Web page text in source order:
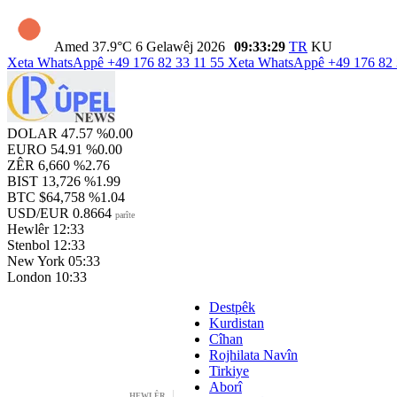
Amed 37.9°C 6 Gelawêj 2026 09:33:30 TR KU
Xeta WhatsAppê +49 176 82 33 11 55 Xeta WhatsAppê +49 176 82
DOLAR 47.57 %0.00
EURO 54.91 %0.00
ZÊR 6,660 %2.76
BIST 13,726 %1.99
BTC $64,758 %1.04
USD/EUR 0.8664 parîte
Hewlêr 12:33
Stenbol 12:33
New York 05:33
London 10:33
Destpêk
Kurdistan
Cîhan
Rojhilata Navîn
Tirkiye
Aborî